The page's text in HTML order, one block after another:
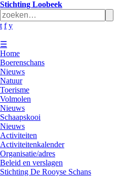
Stichting Loobeek
t f y
☰
Home
Boerenschans
Nieuws
Natuur
Toerisme
Volmolen
Nieuws
Schaapskooi
Nieuws
Activiteiten
Activiteitenkalender
Organisatie/adres
Beleid en verslagen
Stichting De Rooyse Schans